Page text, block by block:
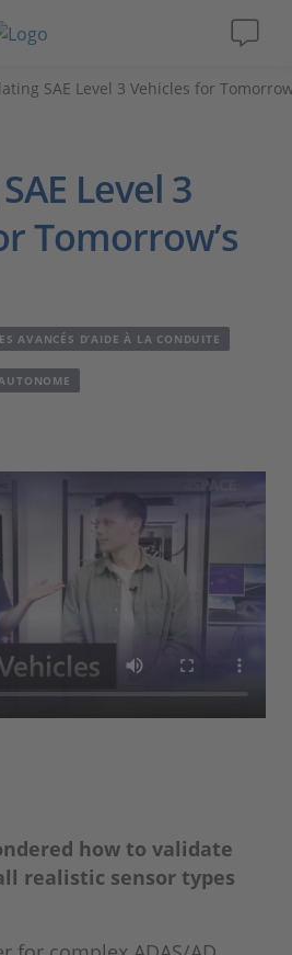
SAE Level 3 Vehicles for
Level 3
Tomorrow’s
AVANCÉS D’AIDE À LA CONDUITE
how to validate
realistic sensor types